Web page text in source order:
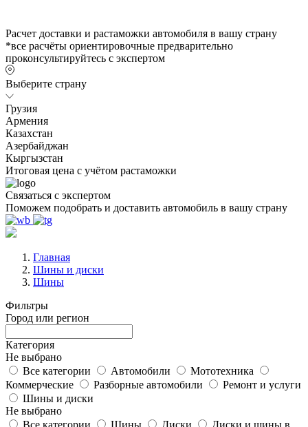
Расчет доставки и растаможки автомобиля в вашу страну
*все расчёты ориентировочные предварительно
проконсультируйтесь с экспертом
Выберите страну
Грузия
Армения
Казахстан
Азербайджан
Кыргызстан
Итоговая цена с учётом растаможки
Связаться с экспертом
Поможем подобрать и доставить автомобиль в вашу страну
Главная
Шины и диски
Шины
Фильтры
Город или регион
Категория
Не выбрано
Все категории
Автомобили
Мототехника
Коммерческие
Разборные автомобили
Ремонт и услуги
Шины и диски
Не выбрано